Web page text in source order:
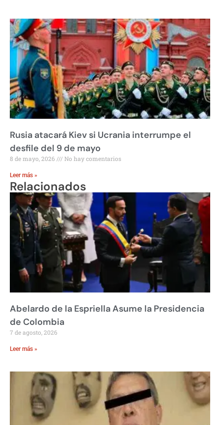
Rusia atacará Kiev si Ucrania interrumpe el
desfile del 9 de mayo
8 de mayo, 2026 No hay comentarios
Leer más »
Relacionados
Abelardo de la Espriella Asume la Presidencia
de Colombia
7 de agosto, 2026
Leer más »